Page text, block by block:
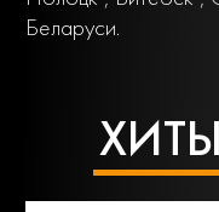
Беларуси.